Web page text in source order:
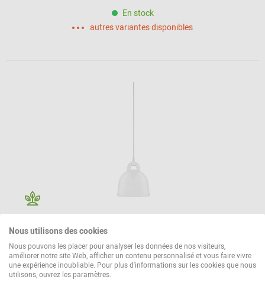
En stock
autres variantes disponibles
Bell Lamp Lampe de suspendue Normann
Copenhagen
275,00 €*
Nous utilisons des cookies
Nous pouvons les placer pour analyser les données de nos visiteurs,
améliorer notre site Web, afficher un contenu personnalisé et vous faire vivre
une expérience inoubliable. Pour plus d'informations sur les cookies que nous
utilisons, ouvrez les paramètres.